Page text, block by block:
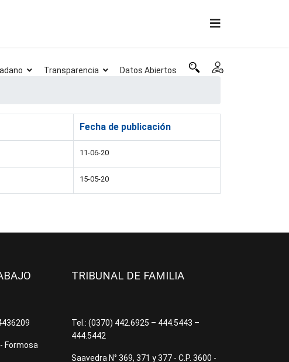
Transparencia Datos Abiertos
Fecha de publicación
11-06-20
15-05-20
- Formosa
TRIBUNAL DE FAMILIA
Tel.: (0370) 442.6925 – 444.5443 –
444.5442
Saavedra N° 369, 371 y 377 - C.P. 3600 -